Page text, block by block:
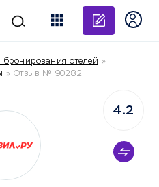
бронирования отелей »
» Отзыв № 90282
4.2